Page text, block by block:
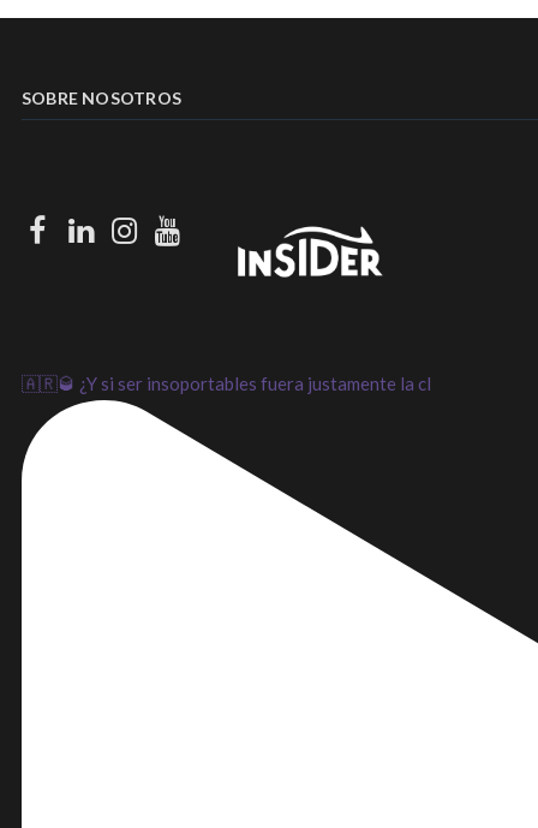
SOBRE NOSOTROS
Facebook
LinkedIn
Instagram
Youtube
🇦🇷🥃 ¿Y si ser insoportables fuera justamente la cl